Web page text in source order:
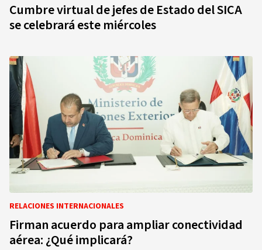
Cumbre virtual de jefes de Estado del SICA
se celebrará este miércoles
RELACIONES INTERNACIONALES
Firman acuerdo para ampliar conectividad
aérea: ¿Qué implicará?